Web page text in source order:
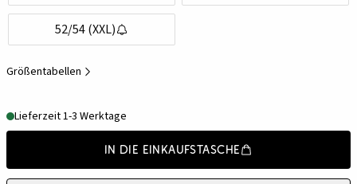
52/54 (XXL)
Größentabellen
Lieferzeit 1-3 Werktage
In die Einkaufstasche